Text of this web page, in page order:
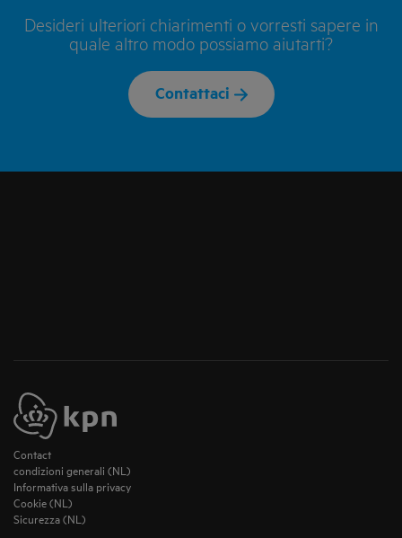
Desideri ulteriori chiarimenti o vorresti sapere in
quale altro modo possiamo aiutarti?
Contattaci
Contact
condizioni generali (NL)
Informativa sulla privacy
Cookie (NL)
Sicurezza (NL)